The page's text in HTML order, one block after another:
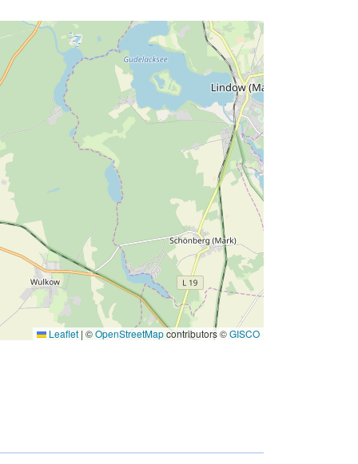
Leaflet | ©OpenStreetMapcontributors ©GISCO